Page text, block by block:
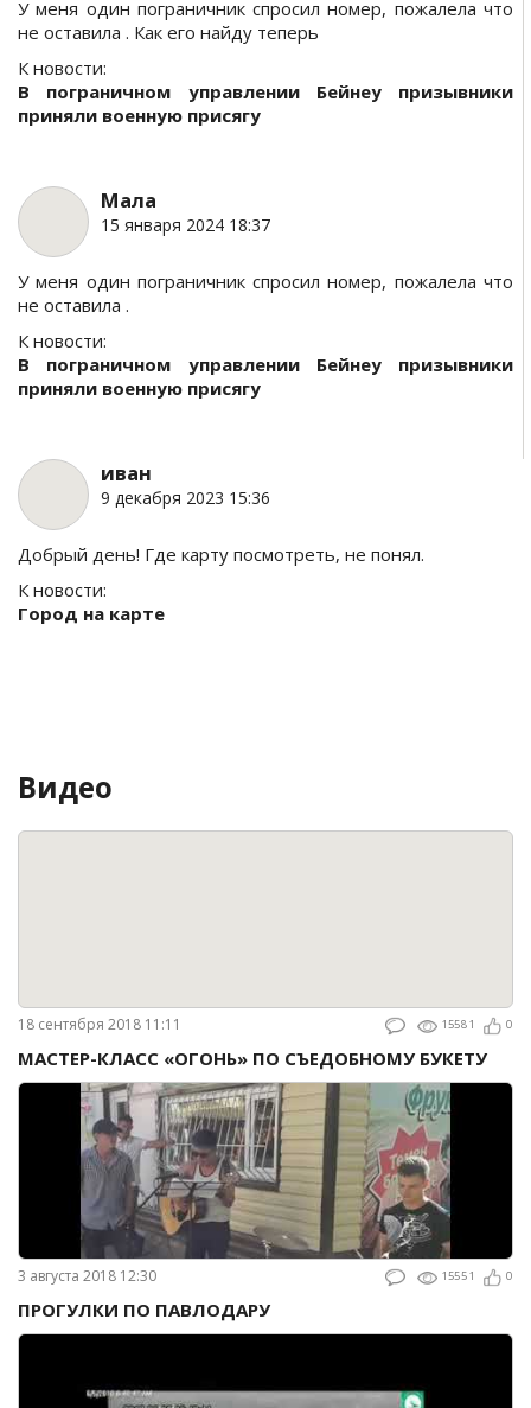
У меня один пограничник спросил номер, пожалела что
не оставила . Как его найду теперь
К новости:
В пограничном управлении Бейнеу призывники
приняли военную присягу
Мала
15 января 2024 18:37
У меня один пограничник спросил номер, пожалела что
не оставила .
К новости:
В пограничном управлении Бейнеу призывники
приняли военную присягу
иван
9 декабря 2023 15:36
Добрый день! Где карту посмотреть, не понял.
К новости:
Город на карте
Видео
18 сентября 2018 11:11 15581 0
МАСТЕР-КЛАСС «ОГОНЬ» ПО СЪЕДОБНОМУ БУКЕТУ
3 августа 2018 12:30 15551 0
ПРОГУЛКИ ПО ПАВЛОДАРУ